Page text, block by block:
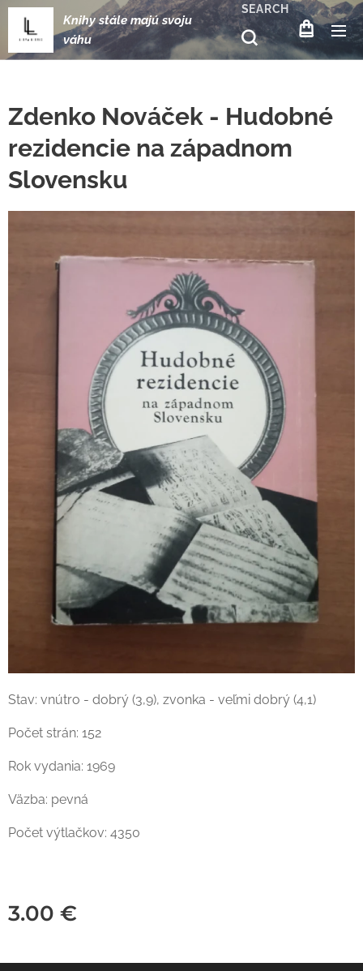
Knihy stále majú svoju
váhu
SEARCH
Zdenko Nováček - Hudobné
rezidencie na západnom
Slovensku
Stav: vnútro - dobrý (3,9), zvonka - veľmi dobrý (4,1)
Počet strán: 152
Rok vydania: 1969
Väzba: pevná
Počet výtlačkov: 4350
3.00 €